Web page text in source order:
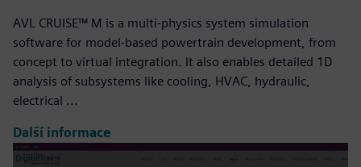
AVL CRUISE™ M is a multi-physics system simulation
software for model-based powertrain development, from
concept to virtual integration. It also enables detailed 1D
analysis of subsystems like cooling, HVAC, hydraulic,
electrical ...
Další informace